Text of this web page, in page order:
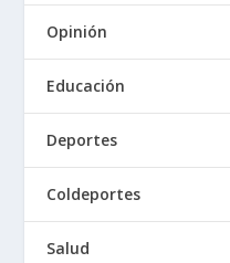
Opinión
Educación
Deportes
Coldeportes
Salud